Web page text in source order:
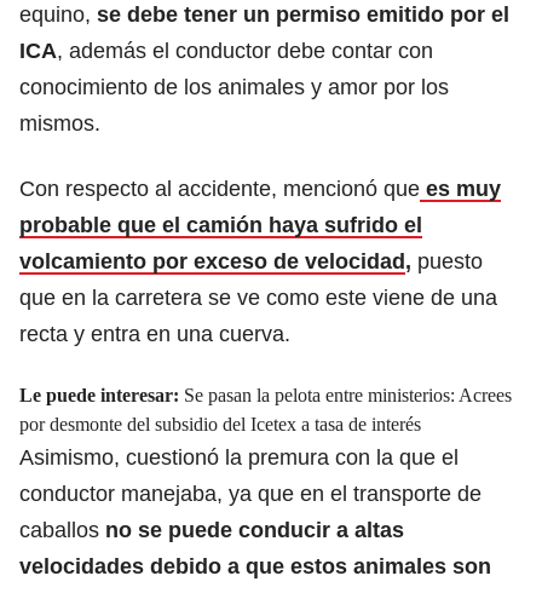
equino, se debe tener un permiso emitido por el
ICA, además el conductor debe contar con
conocimiento de los animales y amor por los
mismos.
Con respecto al accidente, mencionó que es muy
probable que el camión haya sufrido el
volcamiento por exceso de velocidad, puesto
que en la carretera se ve como este viene de una
recta y entra en una cuerva.
Le puede interesar: Se pasan la pelota entre ministerios: Acrees
por desmonte del subsidio del Icetex a tasa de interés
Asimismo, cuestionó la premura con la que el
conductor manejaba, ya que en el transporte de
caballos no se puede conducir a altas
velocidades debido a que estos animales son